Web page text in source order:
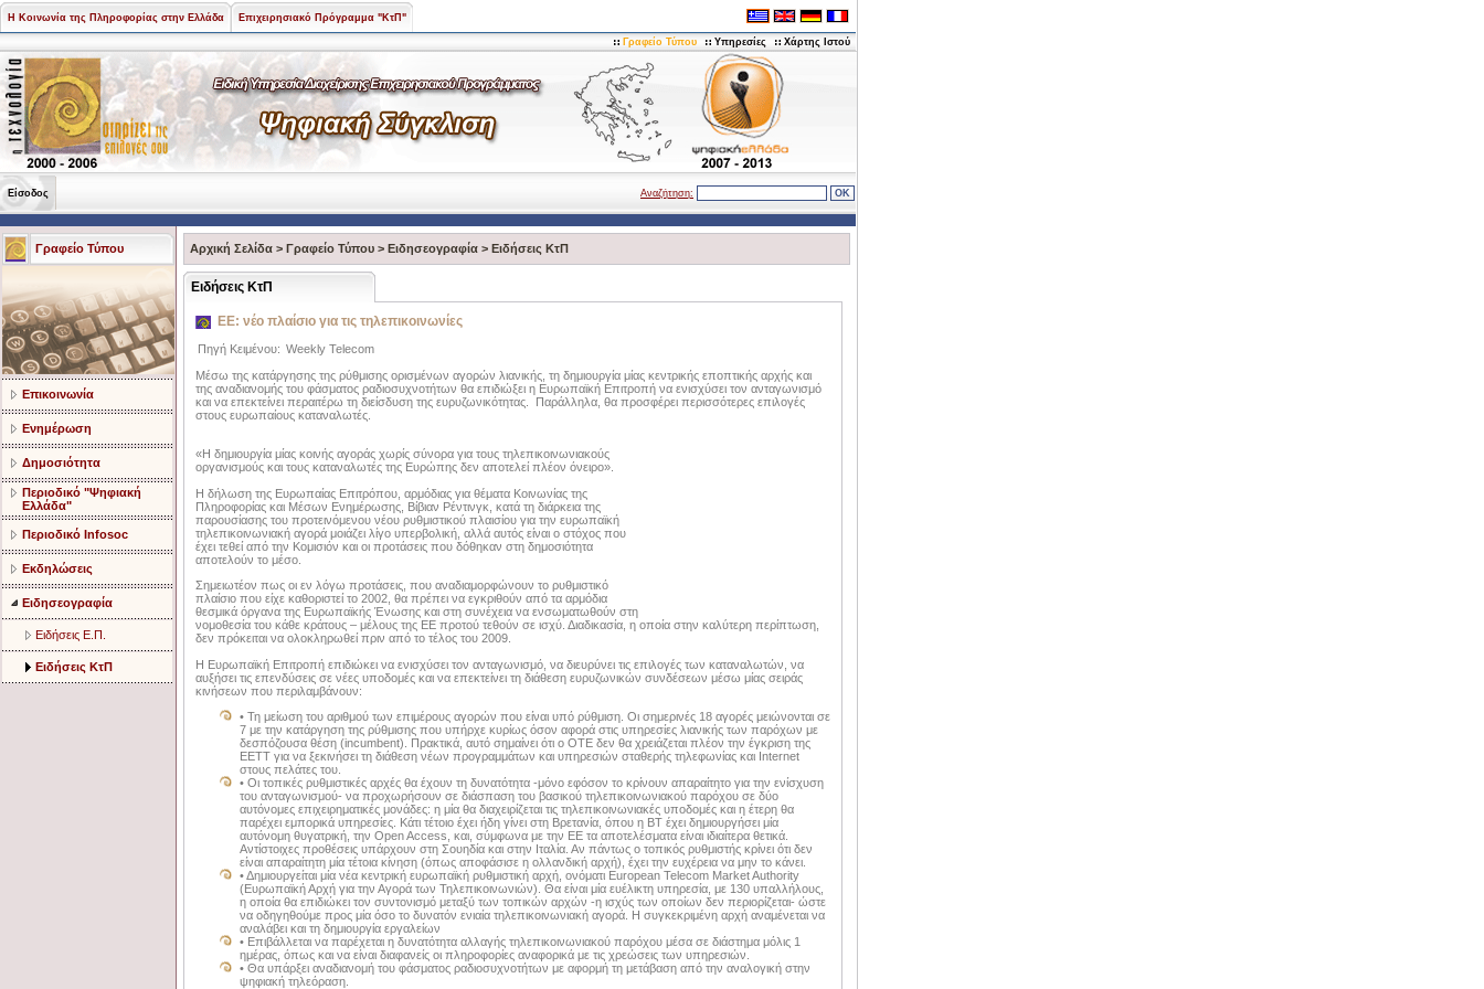
Η Κοινωνία της Πληροφορίας στην Ελλάδα Επιχειρησιακό Πρόγραμμα "ΚτΠ"
Γραφείο Τύπου Υπηρεσίες Χάρτης Ιστού
Είσοδος Αναζήτηση:
Γραφείο Τύπου
Επικοινωνία
Ενημέρωση
Δημοσιότητα
Περιοδικό "Ψηφιακή
Ελλάδα"
Περιοδικό Infosoc
Εκδηλώσεις
Ειδησεογραφία
Ειδήσεις Ε.Π.
Ειδήσεις ΚτΠ
Αρχική Σελίδα > Γραφείο Τύπου > Ειδησεογραφία > Ειδήσεις ΚτΠ
Ειδήσεις ΚτΠ
ΕΕ: νέο πλαίσιο για τις τηλεπικοινωνίες
Πηγή Κειμένου: Weekly Telecom
Μέσω της κατάργησης της ρύθμισης ορισμένων αγορών λιανικής, τη δημιουργία μίας κεντρικής εποπτικής αρχής και
της αναδιανομής του φάσματος ραδιοσυχνοτήτων θα επιδιώξει η Ευρωπαϊκή Επιτροπή να ενισχύσει τον ανταγωνισμό
και να επεκτείνει περαιτέρω τη διείσδυση της ευρυζωνικότητας. Παράλληλα, θα προσφέρει περισσότερες επιλογές
στους ευρωπαίους καταναλωτές.
«Η δημιουργία μίας κοινής αγοράς χωρίς σύνορα για τους τηλεπικοινωνιακούς
οργανισμούς και τους καταναλωτές της Ευρώπης δεν αποτελεί πλέον όνειρο».
Η δήλωση της Ευρωπαίας Επιτρόπου, αρμόδιας για θέματα Κοινωνίας της
Πληροφορίας και Μέσων Ενημέρωσης, Βίβιαν Ρέντινγκ, κατά τη διάρκεια της
παρουσίασης του προτεινόμενου νέου ρυθμιστικού πλαισίου για την ευρωπαϊκή
τηλεπικοινωνιακή αγορά μοιάζει λίγο υπερβολική, αλλά αυτός είναι ο στόχος που
έχει τεθεί από την Κομισιόν και οι προτάσεις που δόθηκαν στη δημοσιότητα
αποτελούν το μέσο.
Σημειωτέον πως οι εν λόγω προτάσεις, που αναδιαμορφώνουν το ρυθμιστικό
πλαίσιο που είχε καθοριστεί το 2002, θα πρέπει να εγκριθούν από τα αρμόδια
θεσμικά όργανα της Ευρωπαϊκής Ένωσης και στη συνέχεια να ενσωματωθούν στη
νομοθεσία του κάθε κράτους – μέλους της ΕΕ προτού τεθούν σε ισχύ. Διαδικασία, η οποία στην καλύτερη περίπτωση,
δεν πρόκειται να ολοκληρωθεί πριν από το τέλος του 2009.
Η Ευρωπαϊκή Επιτροπή επιδιώκει να ενισχύσει τον ανταγωνισμό, να διευρύνει τις επιλογές των καταναλωτών, να
αυξήσει τις επενδύσεις σε νέες υποδομές και να επεκτείνει τη διάθεση ευρυζωνικών συνδέσεων μέσω μίας σειράς
κινήσεων που περιλαμβάνουν:
• Τη μείωση του αριθμού των επιμέρους αγορών που είναι υπό ρύθμιση. Οι σημερινές 18 αγορές μειώνονται σε
7 με την κατάργηση της ρύθμισης που υπήρχε κυρίως όσον αφορά στις υπηρεσίες λιανικής των παρόχων με
δεσπόζουσα θέση (incumbent). Πρακτικά, αυτό σημαίνει ότι ο ΟΤΕ δεν θα χρειάζεται πλέον την έγκριση της
ΕΕΤΤ για να ξεκινήσει τη διάθεση νέων προγραμμάτων και υπηρεσιών σταθερής τηλεφωνίας και Internet
στους πελάτες του.
• Οι τοπικές ρυθμιστικές αρχές θα έχουν τη δυνατότητα -μόνο εφόσον το κρίνουν απαραίτητο για την ενίσχυση
του ανταγωνισμού- να προχωρήσουν σε διάσπαση του βασικού τηλεπικοινωνιακού παρόχου σε δύο
αυτόνομες επιχειρηματικές μονάδες: η μία θα διαχειρίζεται τις τηλεπικοινωνιακές υποδομές και η έτερη θα
παρέχει εμπορικά υπηρεσίες. Κάτι τέτοιο έχει ήδη γίνει στη Βρετανία, όπου η ΒΤ έχει δημιουργήσει μία
αυτόνομη θυγατρική, την Open Access, και, σύμφωνα με την ΕΕ τα αποτελέσματα είναι ιδιαίτερα θετικά.
Αντίστοιχες προθέσεις υπάρχουν στη Σουηδία και στην Ιταλία. Αν πάντως ο τοπικός ρυθμιστής κρίνει ότι δεν
είναι απαραίτητη μία τέτοια κίνηση (όπως αποφάσισε η ολλανδική αρχή), έχει την ευχέρεια να μην το κάνει.
• Δημιουργείται μία νέα κεντρική ευρωπαϊκή ρυθμιστική αρχή, ονόματι European Telecom Market Authority
(Ευρωπαϊκή Αρχή για την Αγορά των Τηλεπικοινωνιών). Θα είναι μία ευέλικτη υπηρεσία, με 130 υπαλλήλους,
η οποία θα επιδιώκει τον συντονισμό μεταξύ των τοπικών αρχών -η ισχύς των οποίων δεν περιορίζεται- ώστε
να οδηγηθούμε προς μία όσο το δυνατόν ενιαία τηλεπικοινωνιακή αγορά. Η συγκεκριμένη αρχή αναμένεται να
αναλάβει και τη δημιουργία εργαλείων
• Επιβάλλεται να παρέχεται η δυνατότητα αλλαγής τηλεπικοινωνιακού παρόχου μέσα σε διάστημα μόλις 1
ημέρας, όπως και να είναι διαφανείς οι πληροφορίες αναφορικά με τις χρεώσεις των υπηρεσιών.
• Θα υπάρξει αναδιανομή του φάσματος ραδιοσυχνοτήτων με αφορμή τη μετάβαση από την αναλογική στην
ψηφιακή τηλεόραση.